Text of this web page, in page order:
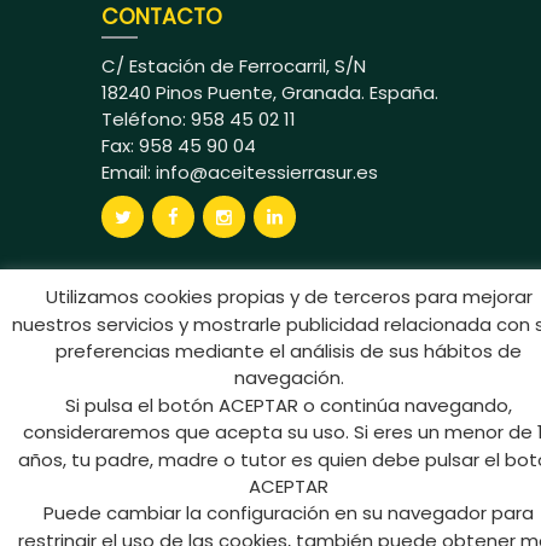
CONTACTO
C/ Estación de Ferrocarril, S/N
18240 Pinos Puente, Granada. España.
Teléfono: 958 45 02 11
Fax: 958 45 90 04
Email: info@aceitessierrasur.es
Aceites Sierra Sur © 2024 Todos los
derechos reservados
Utilizamos cookies propias y de terceros para mejorar
nuestros servicios y mostrarle publicidad relacionada con
preferencias mediante el análisis de sus hábitos de
navegación.
Si pulsa el botón ACEPTAR o continúa navegando,
consideraremos que acepta su uso. Si eres un menor de
años, tu padre, madre o tutor es quien debe pulsar el
ACEPTAR
Puede cambiar la configuración en su navegador para
restringir el uso de las cookies, también puede obtener